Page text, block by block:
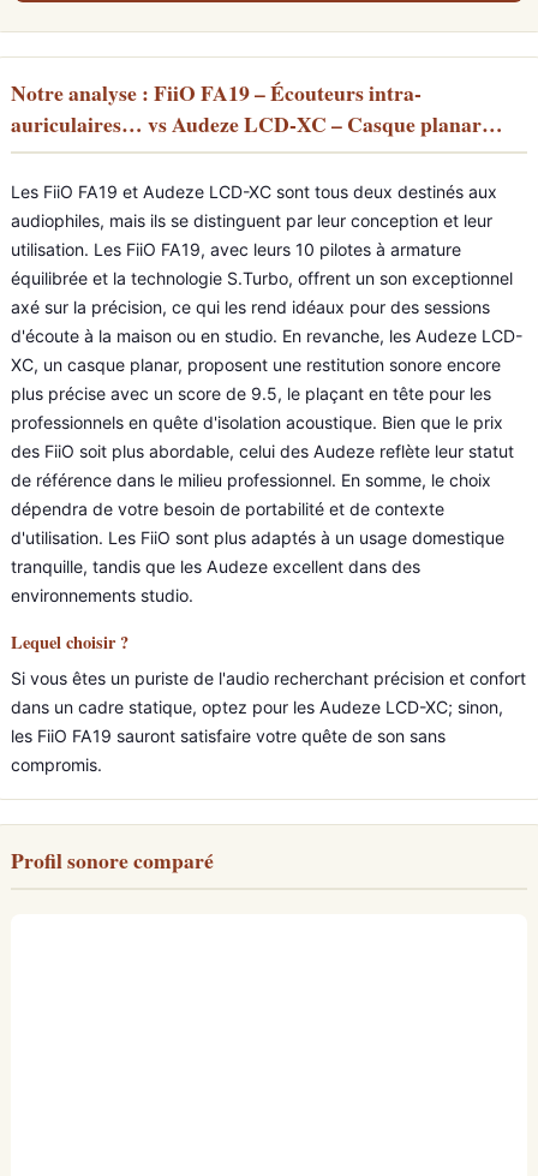
Notre analyse : FiiO FA19 – Écouteurs intra-
auriculaires… vs Audeze LCD-XC – Casque planar…
Les FiiO FA19 et Audeze LCD-XC sont tous deux destinés aux
audiophiles, mais ils se distinguent par leur conception et leur
utilisation. Les FiiO FA19, avec leurs 10 pilotes à armature
équilibrée et la technologie S.Turbo, offrent un son exceptionnel
axé sur la précision, ce qui les rend idéaux pour des sessions
d'écoute à la maison ou en studio. En revanche, les Audeze LCD-
XC, un casque planar, proposent une restitution sonore encore
plus précise avec un score de 9.5, le plaçant en tête pour les
professionnels en quête d'isolation acoustique. Bien que le prix
des FiiO soit plus abordable, celui des Audeze reflète leur statut
de référence dans le milieu professionnel. En somme, le choix
dépendra de votre besoin de portabilité et de contexte
d'utilisation. Les FiiO sont plus adaptés à un usage domestique
tranquille, tandis que les Audeze excellent dans des
environnements studio.
Lequel choisir ?
Si vous êtes un puriste de l'audio recherchant précision et confort
dans un cadre statique, optez pour les Audeze LCD-XC; sinon,
les FiiO FA19 sauront satisfaire votre quête de son sans
compromis.
Profil sonore comparé